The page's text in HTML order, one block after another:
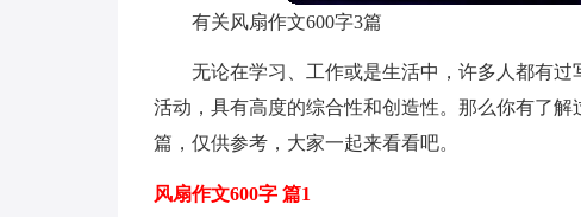
有关风扇作文600字3篇
无论在学习、工作或是生活中，许多人都有
活动，具有高度的综合性和创造性。那么你有了
篇，仅供参考，大家一起来看看吧。
风扇作文600字 篇1